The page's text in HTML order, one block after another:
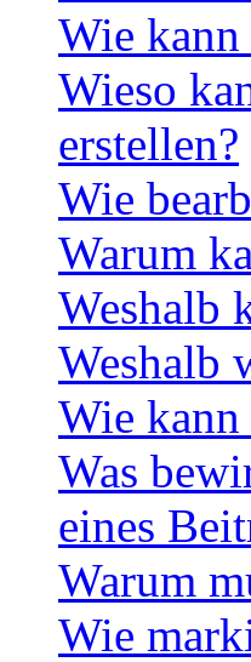
Wie
Wieso
erstellen?
Wie
Warum
Weshalb
Weshalb
Wie
Was
eines
Warum
Wie